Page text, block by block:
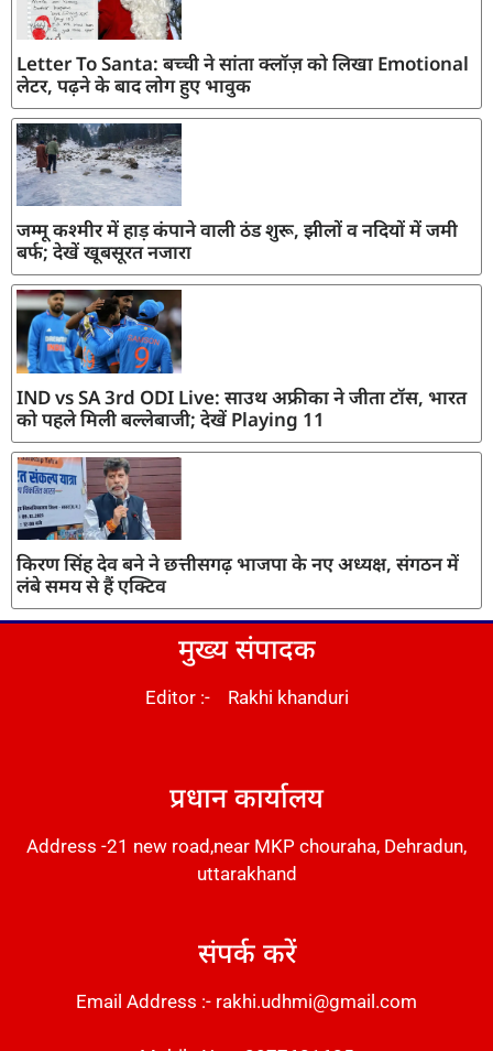
Letter To Santa: बच्ची ने सांता क्लॉज़ को लिखा Emotional
लेटर, पढ़ने के बाद लोग हुए भावुक
जम्मू कश्मीर में हाड़ कंपाने वाली ठंड शुरू, झीलों व नदियों में जमी
बर्फ; देखें खूबसूरत नजारा
IND vs SA 3rd ODI Live: साउथ अफ्रीका ने जीता टॉस, भारत
को पहले मिली बल्लेबाजी; देखें Playing 11
किरण सिंह देव बने ने छत्तीसगढ़ भाजपा के नए अध्यक्ष, संगठन में
लंबे समय से हैं एक्टिव
मुख्य संपादक
Editor :- Rakhi khanduri
प्रधान कार्यालय
Address -21 new road,near MKP chouraha, Dehradun,
uttarakhand
संपर्क करें
Email Address :- rakhi.udhmi@gmail.com